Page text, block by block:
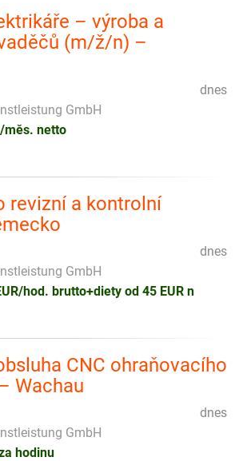
– výroba a
(m/ž/n) –
dnes
GmbH
měs. netto
revizní a kontrolní
dnes
GmbH
hod. brutto+diety od 45 EUR n
CNC ohraňovacího
Wachau
dnes
GmbH
hodinu